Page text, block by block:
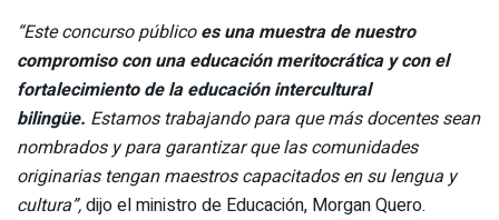
“Este concurso públicoes una muestra de nuestro
compromiso con una educación meritocrática y con el
fortalecimiento de la educación intercultural
bilingüe. Estamos trabajando para que más docentes sean
nombrados y para garantizar que las comunidades
originarias tengan maestros capacitados en su lengua y
cultura”,dijo el ministro de Educación, Morgan Quero.